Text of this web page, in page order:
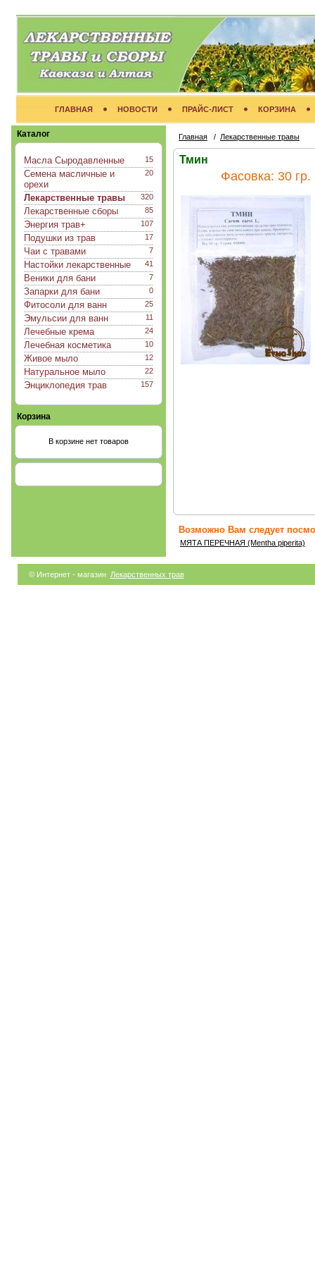
ГЛАВНАЯ НОВОСТИ ПРАЙС-ЛИСТ КОРЗИНА
Каталог
15
Масла Сыродавленные
20
Семена масличные и
орехи
320
Лекарственные травы
85
Лекарственные сборы
107
Энергия трав+
17
Подушки из трав
7
Чаи с травами
41
Настойки лекарственные
7
Веники для бани
0
Запарки для бани
25
Фитосоли для ванн
11
Эмульсии для ванн
24
Лечебные крема
10
Лечебная косметика
12
Живое мыло
22
Натуральное мыло
157
Энциклопедия трав
Корзина
В корзине нет товаров
Главная / Лекарственные травы
Тмин
Фасовка: 30 гр.
Возможно Вам следует
МЯТА ПЕРЕЧНАЯ (Mentha piperita)
© Интернет - магазин Лекарственных трав